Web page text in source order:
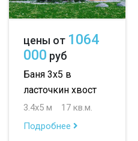
цены от 1064
000 руб
Баня 3х5 в
ласточкин хвост
3.4х5 м
17 кв.м.
Подробнее